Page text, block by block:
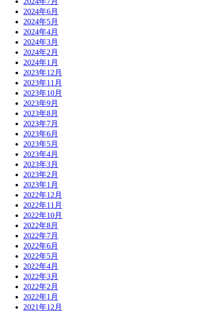
2024年6月
2024年5月
2024年4月
2024年3月
2024年2月
2024年1月
2023年12月
2023年11月
2023年10月
2023年9月
2023年8月
2023年7月
2023年6月
2023年5月
2023年4月
2023年3月
2023年2月
2023年1月
2022年12月
2022年11月
2022年10月
2022年8月
2022年7月
2022年6月
2022年5月
2022年4月
2022年3月
2022年2月
2022年1月
2021年12月